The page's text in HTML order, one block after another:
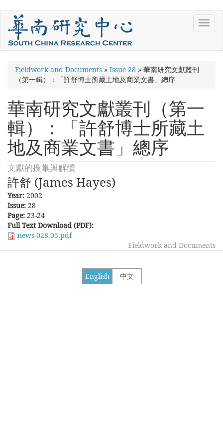
Skip
main
content
You
are
here
Fieldwork and Documents » Issue 28 » 華南研究文獻叢刊
（第一輯）：「許舒博士所藏土地及商業文書」總序
華南研究文獻叢刊（第一
輯）：「許舒博士所藏土
地及商業文書」總序
文獻的搜集與解讀
許舒 (James Hayes)
Year: 2002
Issue: 28
Page: 23-24
Full Text Download (PDF):
news-028.05.pdf
Fieldwork and Documents
中文
English